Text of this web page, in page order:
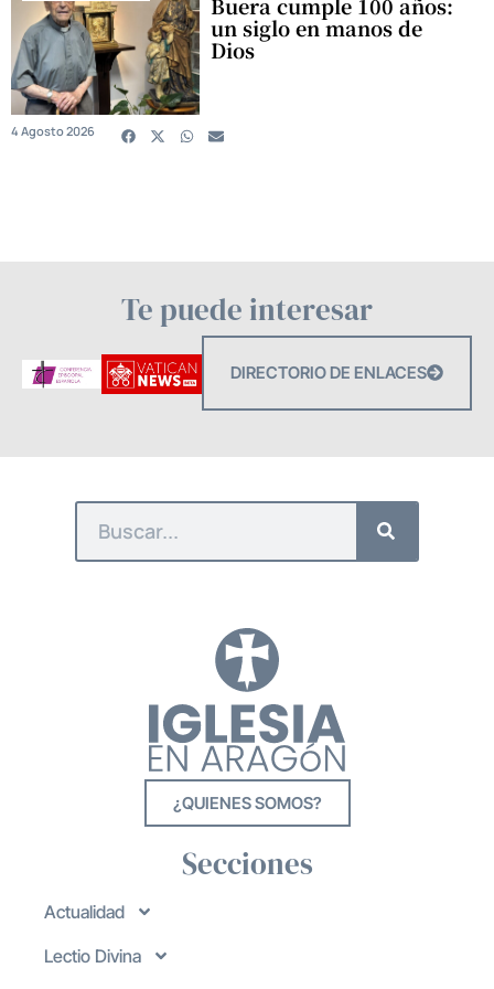
un siglo en manos de
Dios
4 Agosto 2026
Te puede interesar
DIRECTORIO DE ENLACES
¿QUIENES SOMOS?
Secciones
Actualidad
Lectio Divina